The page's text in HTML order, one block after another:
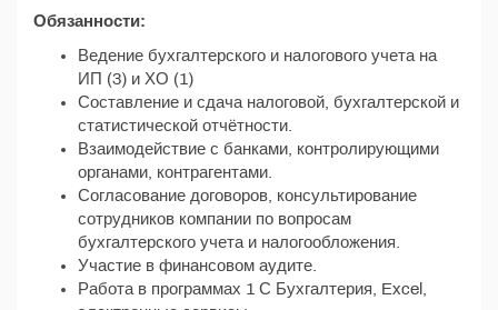
Обязанности:
Ведение бухгалтерского и налогового учета на
ИП (3) и ХО (1)
Составление и сдача налоговой, бухгалтерской и
статистической отчётности.
Взаимодействие с банками, контролирующими
органами, контрагентами.
Согласование договоров, консультирование
сотрудников компании по вопросам
бухгалтерского учета и налогообложения.
Участие в финансовом аудите.
Работа в программах 1 С Бухгалтерия, Excel,